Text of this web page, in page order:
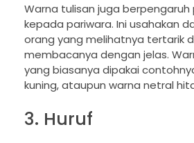
Warna tulisan juga berpengaruh
kepada pariwara. Ini usahakan
orang yang melihatnya tertarik
membacanya dengan jelas.
yang biasanya dipakai
kuning, ataupun warna netral
3. Huruf